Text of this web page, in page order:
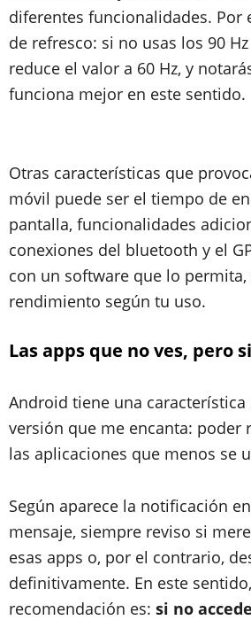
diferentes funcionalidades. Por
de refresco: si no usas los 90
reduce el valor a 60 Hz, y
funciona mejor en este sentido.
Otras características que
móvil puede ser el tiempo de
pantalla, funcionalidades
conexiones del bluetooth y el
con un software que lo permita,
rendimiento según tu uso.
Las apps que no ves, pero
Android tiene una
versión que me encanta: poder
las aplicaciones que menos se
Según aparece la notificación
mensaje, siempre reviso si
esas apps o, por el contrario,
definitivamente. En este
recomendación es: si no